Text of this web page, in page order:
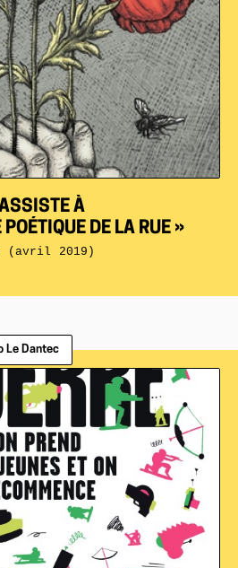
À
DE LA RUE »
(avril 2019)
Le Dantec